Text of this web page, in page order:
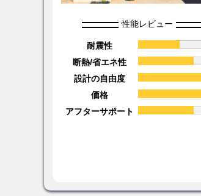
性能レビュー
耐震性
断熱/省エネ性
設計の自由度
価格
アフターサポート